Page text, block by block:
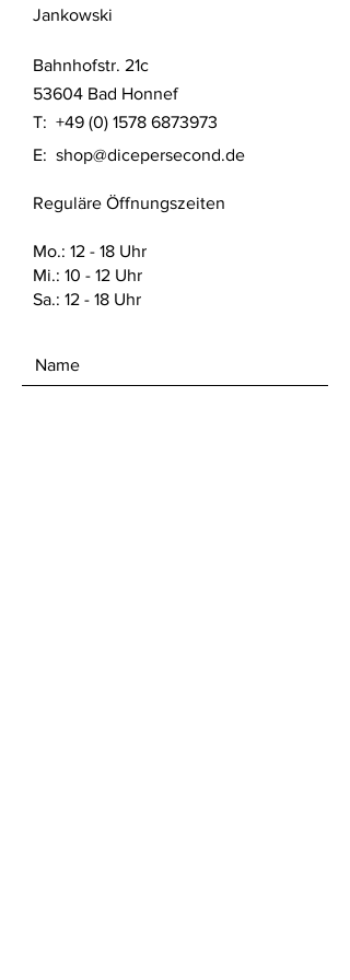
Druck Verfahren aus UV Resin
aktuellem Stand der Technik gereinigt
und mit UV Licht ausgehärtet.
Detaillierte Sicherheitshinweise nach
Produktsicherheitsverordnung (GPSR)
den FAQ. Dort sind auch die offiziellen
des verwendeten Materials zu finden.
Jankowski
Bahnhofstr. 21c
53604 Bad Honnef
T: +49 (0) 1578 6873973
E: shop@dicepersecond.de
Reguläre Öffnungszeiten
Mo.: 12 - 18 Uhr
Mi.: 10 - 12 Uhr
Sa.: 12 - 18 Uhr